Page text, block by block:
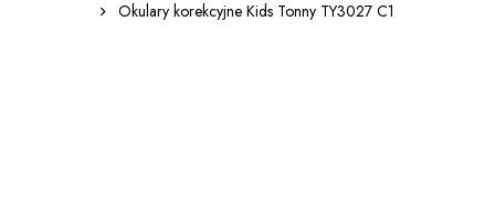
Okulary korekcyjne Kids Tonny TY3027 C1